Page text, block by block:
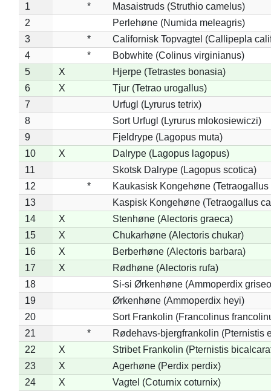
1 *
Masaistruds (Struthio camelus)
2
Perlehøne (Numida meleagris)
3
*
Californisk Topvagtel (Callipepla
4
*
Bobwhite (Colinus virginianus)
5
X
Hjerpe (Tetrastes bonasia)
6
X
Tjur (Tetrao urogallus)
7
Urfugl (Lyrurus tetrix)
8
Sort Urfugl (Lyrurus mlokosiewiczi)
9
Fjeldrype (Lagopus muta)
10
X
Dalrype (Lagopus lagopus)
11
Skotsk Dalrype (Lagopus scotica)
12
*
Kaukasisk Kongehøne
13
Kaspisk Kongehøne (Tetraogallus
14
X
Stenhøne (Alectoris graeca)
15
X
Chukarhøne (Alectoris chukar)
16
X
Berberhøne (Alectoris barbara)
17
X
Rødhøne (Alectoris rufa)
18
Si-si Ørkenhøne (Ammoperdix
19
Ørkenhøne (Ammoperdix heyi)
20
Sort Frankolin (Francolinus
21
*
Rødehavs-bjergfrankolin (Pternistis
22
X
Stribet Frankolin (Pternistis
23
X
Agerhøne (Perdix perdix)
24
X
Vagtel (Coturnix coturnix)